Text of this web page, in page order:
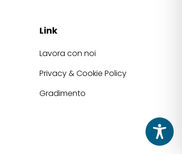
Link
Lavora con noi
Privacy & Cookie Policy
Gradimento